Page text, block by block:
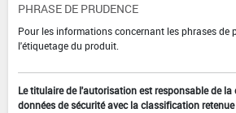
PHRASE DE PRUDENCE
Pour les informations concernant les phrases de
l'étiquetage du produit.
Le titulaire de l'autorisation est responsable de la
données de sécurité avec la classification